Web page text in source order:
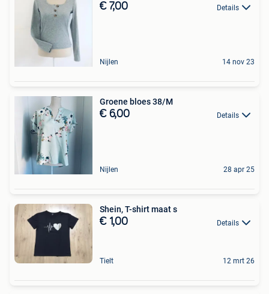
€ 7,00 Details
Nijlen 14 nov 23
Groene bloes 38/M
€ 6,00 Details
Nijlen 28 apr 25
Shein, T-shirt maat s
€ 1,00 Details
Tielt 12 mrt 26